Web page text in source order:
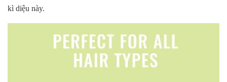
kì diệu này.